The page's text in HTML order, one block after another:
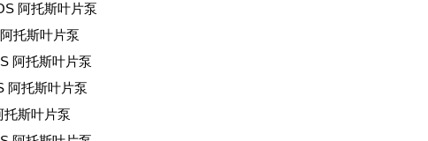
阿托斯叶片泵
托斯叶片泵
阿托斯叶片泵
阿托斯叶片泵
托斯叶片泵